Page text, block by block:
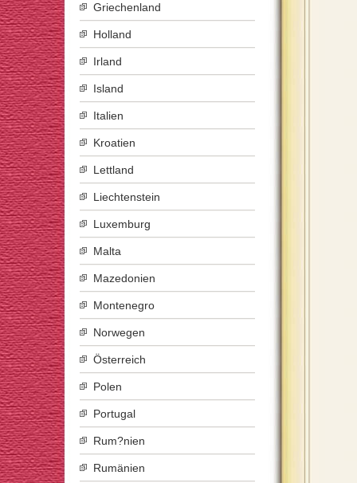
Griechenland
Holland
Irland
Island
Italien
Kroatien
Lettland
Liechtenstein
Luxemburg
Malta
Mazedonien
Montenegro
Norwegen
Österreich
Polen
Portugal
Rum?nien
Rumänien